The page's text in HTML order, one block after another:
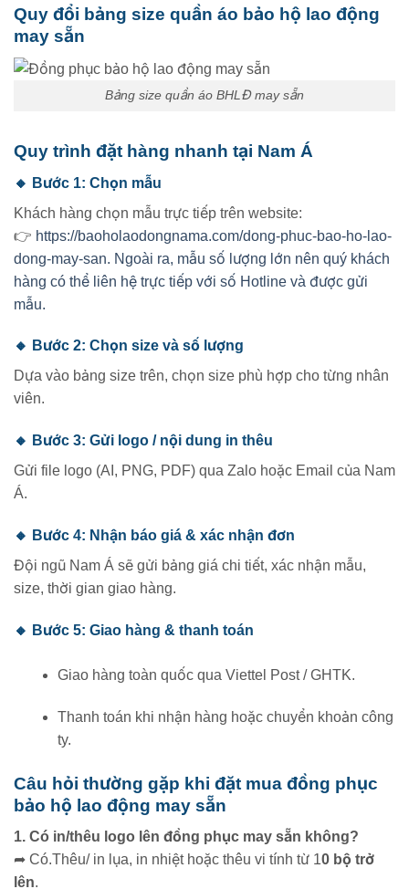
Quy đổi bảng size quần áo bảo hộ lao động
may sẵn
Bảng size quần áo BHLĐ may sẵn
Quy trình đặt hàng nhanh tại Nam Á
🔸 Bước 1: Chọn mẫu
Khách hàng chọn mẫu trực tiếp trên website:
👉 https://baoholaodongnama.com/dong-phuc-bao-ho-lao-
dong-may-san. Ngoài ra, mẫu số lượng lớn nên quý khách
hàng có thể liên hệ trực tiếp với số Hotline và được gửi
mẫu.
🔸 Bước 2: Chọn size và số lượng
Dựa vào bảng size trên, chọn size phù hợp cho từng nhân
viên.
🔸 Bước 3: Gửi logo / nội dung in thêu
Gửi file logo (AI, PNG, PDF) qua Zalo hoặc Email của Nam
Á.
🔸 Bước 4: Nhận báo giá & xác nhận đơn
Đội ngũ Nam Á sẽ gửi bảng giá chi tiết, xác nhận mẫu,
size, thời gian giao hàng.
🔸 Bước 5: Giao hàng & thanh toán
Giao hàng toàn quốc qua Viettel Post / GHTK.
Thanh toán khi nhận hàng hoặc chuyển khoản công
ty.
Câu hỏi thường gặp khi đặt mua đồng phục
bảo hộ lao động may sẵn
1. Có in/thêu logo lên đồng phục may sẵn không?
➦ Có.Thêu/ in lụa, in nhiệt hoặc thêu vi tính từ 10 bộ trở
lên.